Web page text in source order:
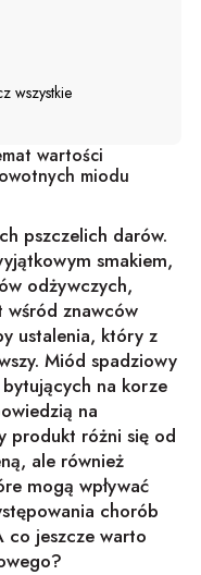
wszystkie
wartości
miodu
pszczelich darów.
smakiem,
odżywczych,
wśród znawców
ustalenia, który z
Miód spadziowy
na korze
na
produkt różni się od
ale również
mogą wpływać
chorób
co jeszcze warto